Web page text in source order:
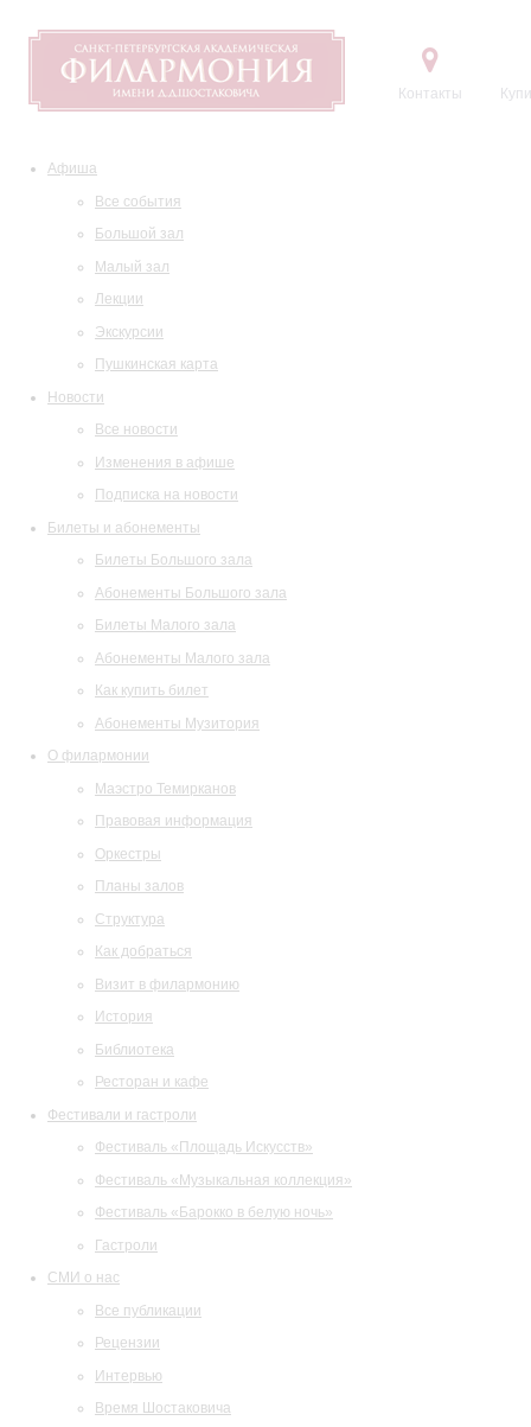
Контакты
Афиша
Все события
Большой зал
Малый зал
Лекции
Экскурсии
Пушкинская карта
Новости
Все новости
Изменения в афише
Подписка на новости
Билеты и абонементы
Билеты Большого зала
Абонементы Большого зала
Билеты Малого зала
Абонементы Малого зала
Как купить билет
Абонементы Музитория
О филармонии
Маэстро Темирканов
Правовая информация
Оркестры
Планы залов
Структура
Как добраться
Визит в филармонию
История
Библиотека
Ресторан и кафе
Фестивали и гастроли
Фестиваль «Площадь Искусств»
Фестиваль «Музыкальная коллекция»
Фестиваль «Барокко в белую ночь»
Гастроли
СМИ о нас
Все публикации
Рецензии
Интервью
Время Шостаковича